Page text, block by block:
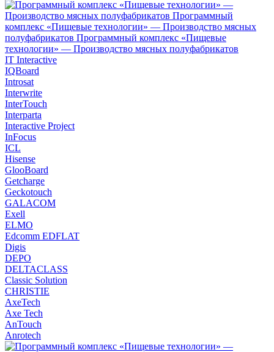
IT Interactive
IQBoard
Introsat
Interwrite
InterTouch
Interparta
Interactive Project
InFocus
ICL
Hisense
GlooBoard
Getcharge
Geckotouch
GALACOM
Exell
ELMO
Edcomm EDFLAT
Digis
DEPO
DELTACLASS
Classic Solution
CHRISTIE
AxeTech
Axe Tech
AnTouch
Anrotech